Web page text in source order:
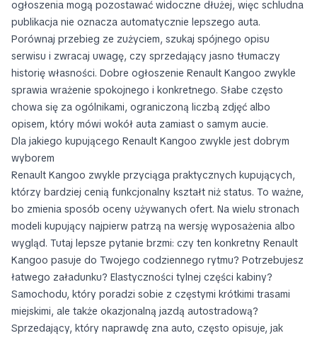
ogłoszenia mogą pozostawać widoczne dłużej, więc schludna
publikacja nie oznacza automatycznie lepszego auta.
Porównaj przebieg ze zużyciem, szukaj spójnego opisu
serwisu i zwracaj uwagę, czy sprzedający jasno tłumaczy
historię własności. Dobre ogłoszenie Renault Kangoo zwykle
sprawia wrażenie spokojnego i konkretnego. Słabe często
chowa się za ogólnikami, ograniczoną liczbą zdjęć albo
opisem, który mówi wokół auta zamiast o samym aucie.
Dla jakiego kupującego Renault Kangoo zwykle jest dobrym
wyborem
Renault Kangoo zwykle przyciąga praktycznych kupujących,
którzy bardziej cenią funkcjonalny kształt niż status. To ważne,
bo zmienia sposób oceny używanych ofert. Na wielu stronach
modeli kupujący najpierw patrzą na wersję wyposażenia albo
wygląd. Tutaj lepsze pytanie brzmi: czy ten konkretny Renault
Kangoo pasuje do Twojego codziennego rytmu? Potrzebujesz
łatwego załadunku? Elastyczności tylnej części kabiny?
Samochodu, który poradzi sobie z częstymi krótkimi trasami
miejskimi, ale także okazjonalną jazdą autostradową?
Sprzedający, który naprawdę zna auto, często opisuje, jak